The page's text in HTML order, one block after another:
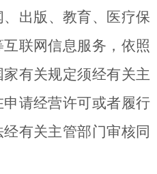
出版、教育、医疗保
联网信息服务，依照
有关规定须经有关主
请经营许可或者履行
有关主管部门审核同